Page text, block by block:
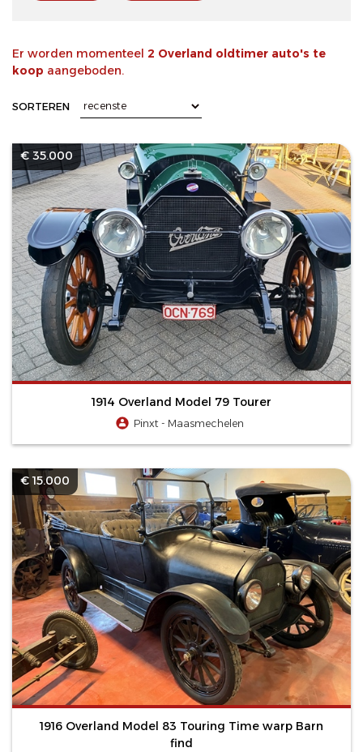
Er worden momenteel 2 Overland oldtimer auto's te
koop aangeboden.
SORTEREN
€ 35.000
1914 Overland Model 79 Tourer
Pinxt - Maasmechelen
€ 15.000
1916 Overland Model 83 Touring Time warp Barn
find